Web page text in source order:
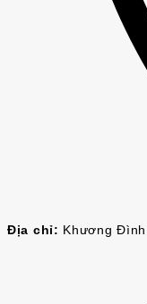
Địa chỉ: Khương